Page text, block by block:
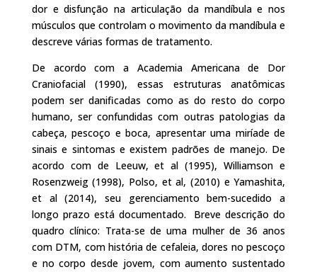
dor e disfunção na articulação da mandíbula e nos
músculos que controlam o movimento da mandíbula e
descreve várias formas de tratamento.
De acordo com a Academia Americana de Dor
Craniofacial (1990), essas estruturas anatômicas
podem ser danificadas como as do resto do corpo
humano, ser confundidas com outras patologias da
cabeça, pescoço e boca, apresentar uma miríade de
sinais e sintomas e existem padrões de manejo. De
acordo com de Leeuw, et al (1995), Williamson e
Rosenzweig (1998), Polso, et al, (2010) e Yamashita,
et al (2014), seu gerenciamento bem-sucedido a
longo prazo está documentado. Breve descrição do
quadro clínico: Trata-se de uma mulher de 36 anos
com DTM, com história de cefaleia, dores no pescoço
e no corpo desde jovem, com aumento sustentado